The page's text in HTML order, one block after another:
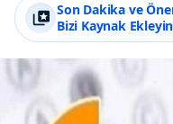
Son Dakika ve
Bizi Kaynak